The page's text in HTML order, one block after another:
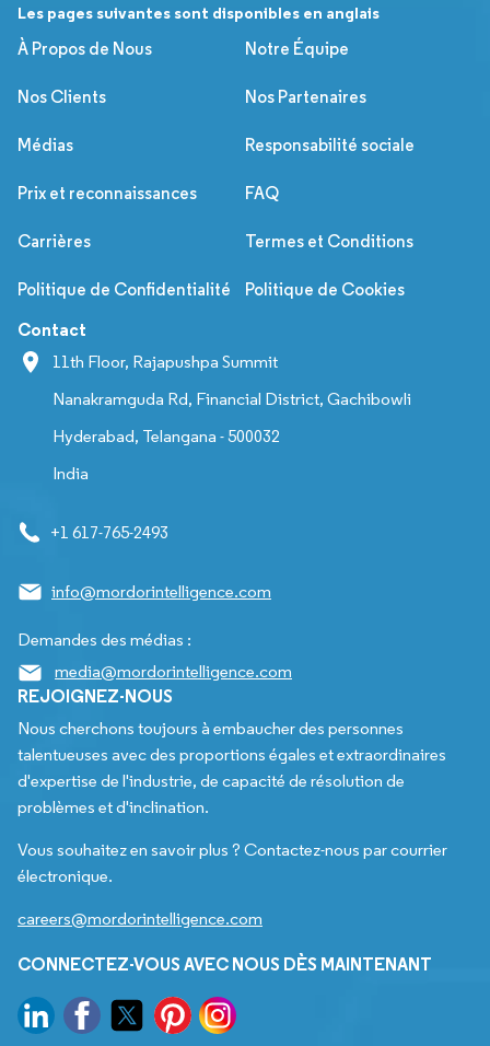
Les pages suivantes sont disponibles en anglais
À Propos de Nous
Notre Équipe
Nos Clients Nos Partenaires
Médias Responsabilité sociale
Prix et reconnaissances FAQ
Carrières Termes et Conditions
Politique de Confidentialité Politique de Cookies
Contact
11th Floor, Rajapushpa Summit
Nanakramguda Rd, Financial District, Gachibowli
Hyderabad, Telangana - 500032
India
+1 617-765-2493
info@mordorintelligence.com
Demandes des médias :
media@mordorintelligence.com
REJOIGNEZ-NOUS
Nous cherchons toujours à embaucher des personnes
talentueuses avec des proportions égales et extraordinaires
d'expertise de l'industrie, de capacité de résolution de
problèmes et d'inclination.
Vous souhaitez en savoir plus ? Contactez-nous par courrier
électronique.
careers@mordorintelligence.com
CONNECTEZ-VOUS AVEC NOUS DÈS MAINTENANT